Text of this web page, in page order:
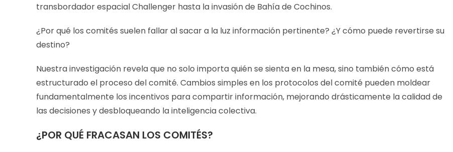
transbordador espacial Challenger hasta la invasión de Bahía de Cochinos.
¿Por qué los comités suelen fallar al sacar a la luz información pertinente? ¿Y cómo puede revertirse su
destino?
Nuestra investigación revela que no solo importa quién se sienta en la mesa, sino también cómo está
estructurado el proceso del comité. Cambios simples en los protocolos del comité pueden moldear
fundamentalmente los incentivos para compartir información, mejorando drásticamente la calidad de
las decisiones y desbloqueando la inteligencia colectiva.
¿POR QUÉ FRACASAN LOS COMITÉS?